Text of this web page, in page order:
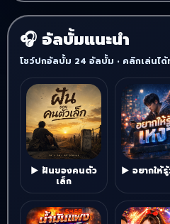
อัลบั้มแนะนำ
โชว์ปกอัลบั้ม 24 อัลบั้ม • คลิกเล่นไ
▶ ฝันของคนตัว
เล็ก
▶ อยากให้รู้